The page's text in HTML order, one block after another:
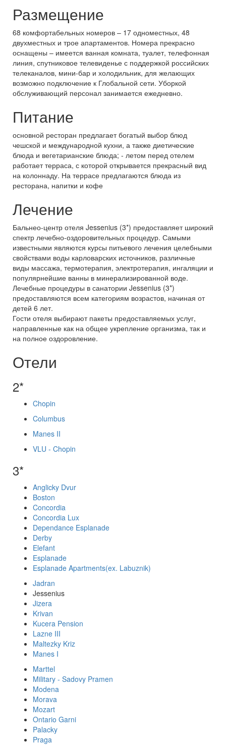
Размещение
68 комфортабельных номеров – 17 одноместных, 48
двухместных и трое апартаментов. Номера прекрасно
оснащены – имеется ванная комната, туалет, телефонная
линия, спутниковое телевиденье с поддержкой российских
телеканалов, мини-бар и холодильник, для желающих
возможно подключение к Глобальной сети. Уборкой
обслуживающий персонал занимается ежедневно.
Питание
основной ресторан предлагает богатый выбор блюд
чешской и международной кухни, а также диетические
блюда и вегетарианские блюда; - летом перед отелем
работает терраса, с которой открывается прекрасный вид
на колоннаду. На террасе предлагаются блюда из
ресторана, напитки и кофе
Лечение
Бальнео-центр отеля Jessenius (3*) предоставляет широкий
спектр лечебно-оздоровительных процедур. Самыми
известными являются курсы питьевого лечения целебными
свойствами воды карловарских источников, различные
виды массажа, термотерапия, электротерапия, ингаляции и
популярнейшие ванны в минерализированной воде.
Лечебные процедуры в санатории Jessenius (3*)
предоставляются всем категориям возрастов, начиная от
детей 6 лет.
Гости отеля выбирают пакеты предоставляемых услуг,
направленные как на общее укрепление организма, так и
на полное оздоровление.
Отели
2*
Chopin
Columbus
Manes II
VLU - Chopin
3*
Anglicky Dvur
Boston
Concordia
Concordia Lux
Dependance Esplanade
Derby
Elefant
Esplanade
Esplanade Apartments(ex. Labuznik)
Jadran
Jessenius
Jizera
Krivan
Kucera Pension
Lazne III
Maltezky Kriz
Manes I
Marttel
Military - Sadovy Pramen
Modena
Morava
Mozart
Ontario Garni
Palacky
Praga